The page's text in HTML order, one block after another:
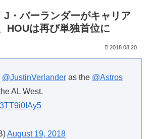
J・バーランダーがキャリア
HOUは再び単独首位に
2018.08.20
@JustinVerlanderas the @Astros
AL West.
August 19, 2018